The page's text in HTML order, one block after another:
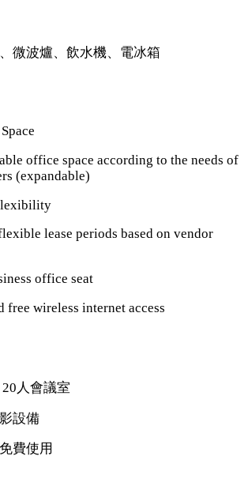
微波爐、飲水機、電冰箱
office space according to the needs of
(expandable)
lease periods based on vendor
office seat
free wireless internet access
人會議室
設備
費使用